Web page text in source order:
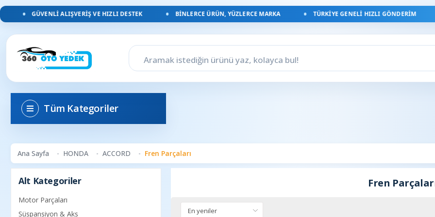
GÜVENLI ALIŞVERIŞ VE HIZLI DESTEK BINLERCE ÜRÜN, YÜZLERCE MARKA TÜRKIYE GENELI HIZLI GÖNDERIM
Tüm Kategoriler
Ana Sayfa HONDA ACCORD Fren Parçaları
Alt Kategoriler
Motor Parçaları
Süspansiyon & Aks
Fren